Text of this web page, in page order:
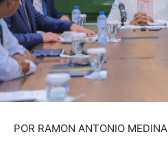
POR RAMON ANTONIO MEDINA